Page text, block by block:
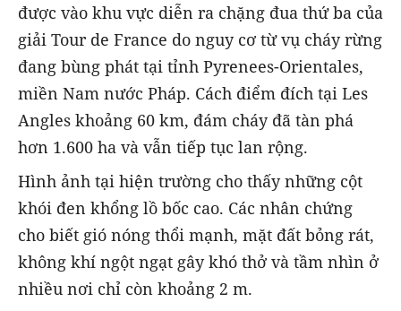
được vào khu vực diễn ra chặng đua thứ ba của
giải Tour de France do nguy cơ từ vụ cháy rừng
đang bùng phát tại tỉnh Pyrenees-Orientales,
miền Nam nước Pháp. Cách điểm đích tại Les
Angles khoảng 60 km, đám cháy đã tàn phá
hơn 1.600 ha và vẫn tiếp tục lan rộng.
Hình ảnh tại hiện trường cho thấy những cột
khói đen khổng lồ bốc cao. Các nhân chứng
cho biết gió nóng thổi mạnh, mặt đất bỏng rát,
không khí ngột ngạt gây khó thở và tầm nhìn ở
nhiều nơi chỉ còn khoảng 2 m.